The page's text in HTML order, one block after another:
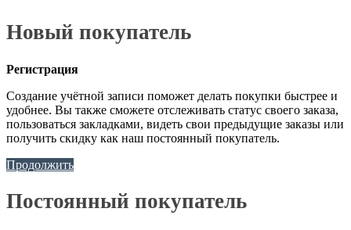
Новый покупатель
Регистрация
Создание учётной записи поможет делать покупки быстрее и
удобнее. Вы также сможете отслеживать статус своего заказа,
пользоваться закладками, видеть свои предыдущие заказы или
получить скидку как наш постоянный покупатель.
Продолжить
Постоянный покупатель